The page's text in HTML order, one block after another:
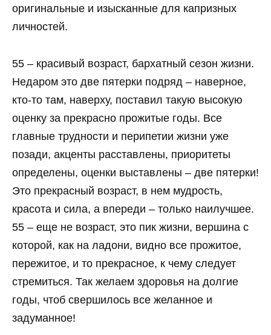
оригинальные и изысканные для капризных
личностей.
55 – красивый возраст, бархатный сезон жизни.
Недаром это две пятерки подряд – наверное,
кто-то там, наверху, поставил такую высокую
оценку за прекрасно прожитые годы. Все
главные трудности и перипетии жизни уже
позади, акценты расставлены, приоритеты
определены, оценки выставлены – две пятерки!
Это прекрасный возраст, в нем мудрость,
красота и сила, а впереди – только наилучшее.
55 – еще не возраст, это пик жизни, вершина с
которой, как на ладони, видно все прожитое,
пережитое, и то прекрасное, к чему следует
стремиться. Так желаем здоровья на долгие
годы, чтоб свершилось все желанное и
задуманное!